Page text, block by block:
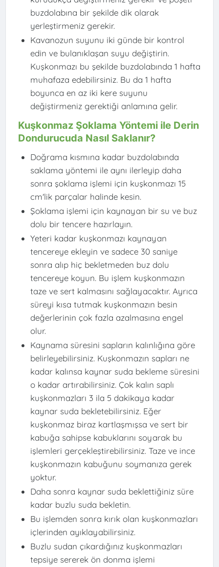
buzdolabına bir şekilde dik olarak
yerleştirmeniz gerekir.
Kavanozun suyunu iki günde bir kontrol
edin ve bulanıklaşan suyu değiştirin.
Kuşkonmazı bu şekilde buzdolabında 1 hafta
muhafaza edebilirsiniz. Bu da 1 hafta
boyunca en az iki kere suyunu
değiştirmeniz gerektiği anlamına gelir.
Kuşkonmaz Şoklama Yöntemi ile Derin
Dondurucuda Nasıl Saklanır?
Doğrama kısmına kadar buzdolabında
saklama yöntemi ile aynı ilerleyip daha
sonra şoklama işlemi için kuşkonmazı 15
cm'lik parçalar halinde kesin.
Şoklama işlemi için kaynayan bir su ve buz
dolu bir tencere hazırlayın.
Yeteri kadar kuşkonmazı kaynayan
tencereye ekleyin ve sadece 30 saniye
sonra alıp hiç bekletmeden buz dolu
tencereye koyun. Bu işlem kuşkonmazın
taze ve sert kalmasını sağlayacaktır. Ayrıca
süreyi kısa tutmak kuşkonmazın besin
değerlerinin çok fazla azalmasına engel
olur.
Kaynama süresini sapların kalınlığına göre
belirleyebilirsiniz. Kuşkonmazın sapları ne
kadar kalınsa kaynar suda bekleme süresini
o kadar artırabilirsiniz. Çok kalın saplı
kuşkonmazları 3 ila 5 dakikaya kadar
kaynar suda bekletebilirsiniz. Eğer
kuşkonmaz biraz kartlaşmışsa ve sert bir
kabuğa sahipse kabuklarını soyarak bu
işlemleri gerçekleştirebilirsiniz. Taze ve ince
kuşkonmazın kabuğunu soymanıza gerek
yoktur.
Daha sonra kaynar suda beklettiğiniz süre
kadar buzlu suda bekletin.
Bu işlemden sonra kırık olan kuşkonmazları
içlerinden ayıklayabilirsiniz.
Buzlu sudan çıkardığınız kuşkonmazları
tepsiye sererek ön donma işlemi